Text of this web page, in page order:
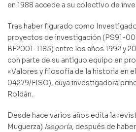
en 1988 accede a su colectivo de
Tras haber figurado como
proyectos de investigación (PS91-
BF2001-1183) entre los años 1992 y
con parte de su antiguo equipo en
«Valores y filosofía de la historia en
04279/FISO), cuya investigadora
Roldán.
Desde hace varios años edita la
Muguerza) Isegoría, después de